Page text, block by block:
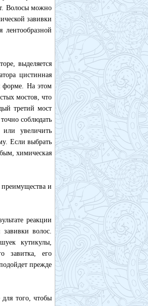
Волосы можно
завивки
лентообразной
выделяется
цистинная
форме. На этом
мостов, что
третий мост
соблюдать
увеличить
Если выбрать
химическая
и
реакции
завивки волос.
кутикулы,
завитка, его
прежде
того, чтобы